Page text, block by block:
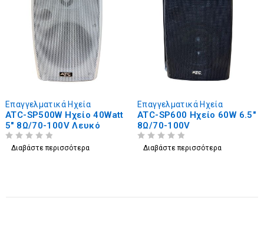
Επαγγελματικά Ηχεία
ATC-SP500W Ηχείο 40Watt
5" 8Ω/70-100V Λευκό
Διαβάστε περισσότερα
Επαγγελματικά Ηχεία
ATC-SP600 Ηχείο 60W 6.5"
8Ω/70-100V
Διαβάστε περισσότερα